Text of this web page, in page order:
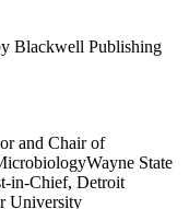
Blackwell Publishing
and Chair of
Wayne State
in-Chief, Detroit
University